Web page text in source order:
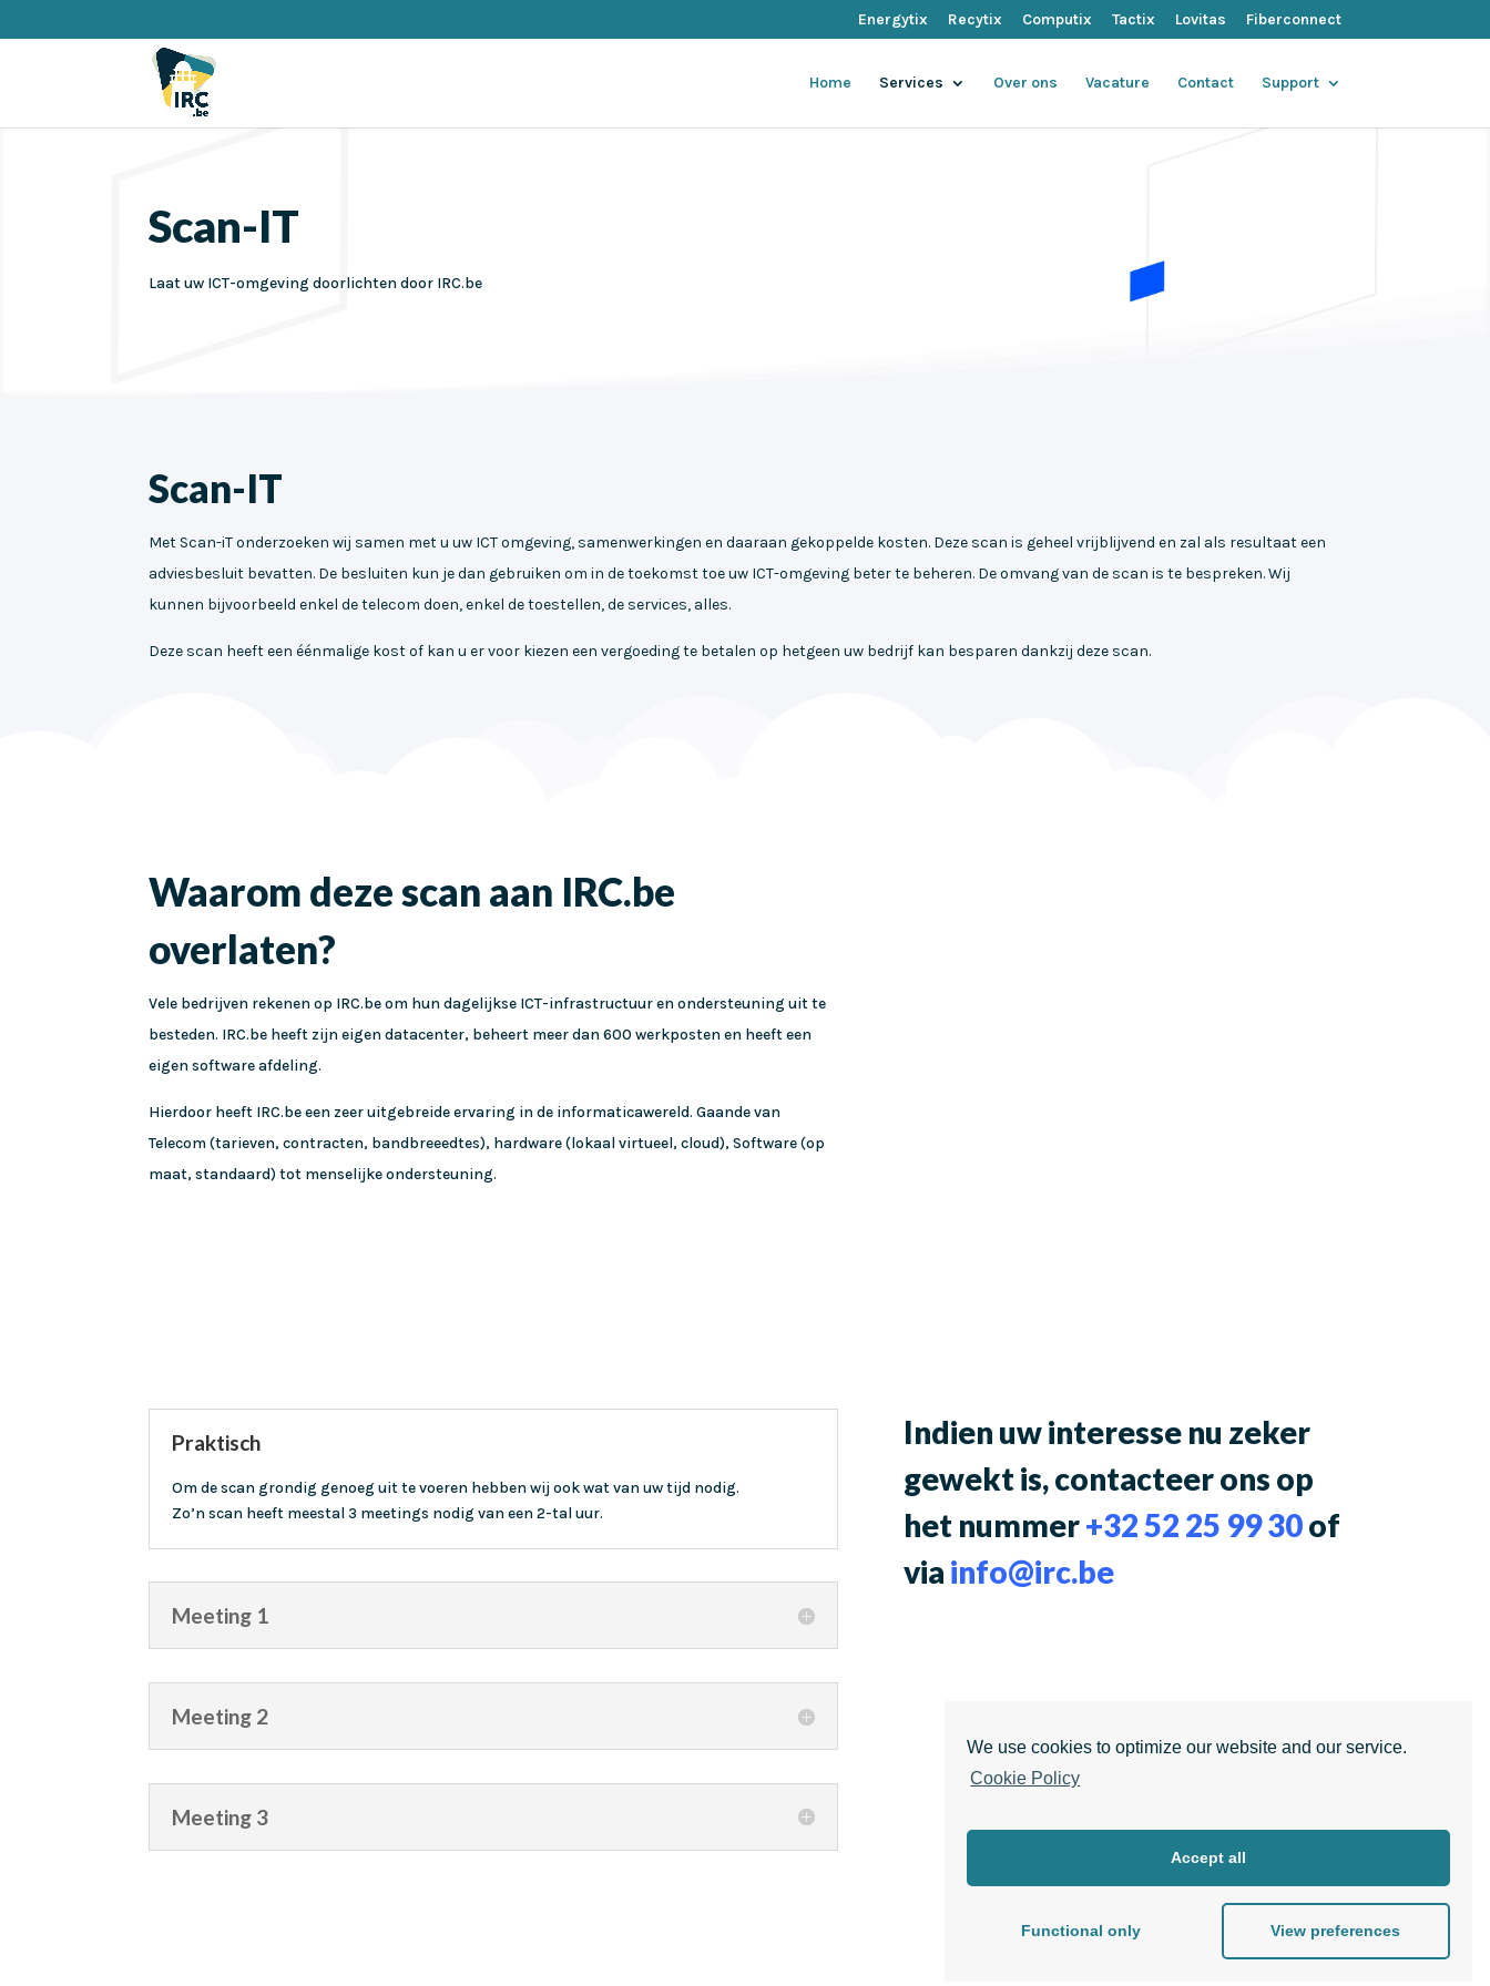
Energytix Recytix Computix Tactix Lovitas Fiberconnect
Home Services Over ons Vacature Contact Support
Scan-IT
Laat uw ICT-omgeving doorlichten door IRC.be
Scan-IT
Met Scan-iT onderzoeken wij samen met u uw ICT omgeving, samenwerkingen en daaraan gekoppelde kosten. Deze scan is geheel vrijblijvend en zal als resultaat een
adviesbesluit bevatten. De besluiten kun je dan gebruiken om in de toekomst toe uw ICT-omgeving beter te beheren. De omvang van de scan is te bespreken. Wij
kunnen bijvoorbeeld enkel de telecom doen, enkel de toestellen, de services, alles.
Deze scan heeft een éénmalige kost of kan u er voor kiezen een vergoeding te betalen op hetgeen uw bedrijf kan besparen dankzij deze scan.
Waarom deze scan aan IRC.be
overlaten?
Vele bedrijven rekenen op IRC.be om hun dagelijkse ICT-infrastructuur en ondersteuning uit te
besteden. IRC.be heeft zijn eigen datacenter, beheert meer dan 600 werkposten en heeft een
eigen software afdeling.
Hierdoor heeft IRC.be een zeer uitgebreide ervaring in de informaticawereld. Gaande van
Telecom (tarieven, contracten, bandbreeedtes), hardware (lokaal virtueel, cloud), Software (op
maat, standaard) tot menselijke ondersteuning.
Praktisch
Om de scan grondig genoeg uit te voeren hebben wij ook wat van uw tijd nodig.
Zo’n scan heeft meestal 3 meetings nodig van een 2-tal uur.
Meeting 1
Meeting 2
Meeting 3
Indien uw interesse nu zeker
gewekt is, contacteer ons op
het nummer+32 52 25 99 30of
via info@irc.be
We use cookies to optimize our website and our service.
Cookie Policy
Accept all
Functional only View preferences